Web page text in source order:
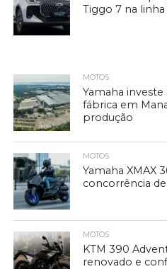
Tiggo 7 na linha
MOTOS
Yamaha
fábrica em
produção
MOTOS
Yamaha XMAX
concorrência
MOTOS
KTM 390
renovado e